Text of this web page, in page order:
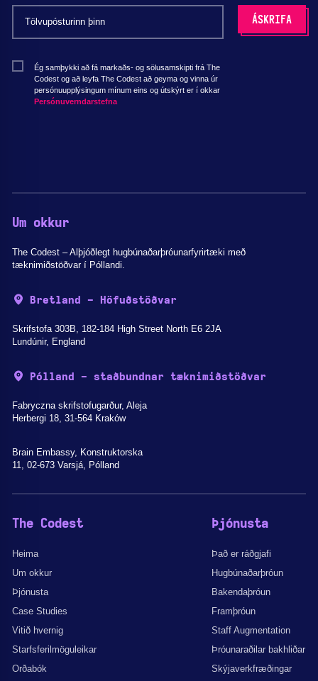
Ég samþykki að fá markaðs- og sölusamskipti frá The
Codest og að leyfa The Codest að geyma og vinna úr
persónuupplýsingum mínum eins og útskýrt er í okkar
Persónuverndarstefna
Um okkur
The Codest – Alþjóðlegt hugbúnaðarþróunarfyrirtæki með
tæknimiðstöðvar í Póllandi.
Bretland - Höfuðstöðvar
Skrifstofa 303B, 182-184 High Street North E6 2JA
Lundúnir, England
Pólland - staðbundnar tæknimiðstöðvar
Fabryczna skrifstofugarður, Aleja
Herbergi 18, 31-564 Kraków
Brain Embassy, Konstruktorska
11, 02-673 Varsjá, Pólland
The Codest
Heima
Um okkur
Þjónusta
Case Studies
Vitið hvernig
Starfsferilmöguleikar
Orðabók
Þjónusta
Það er ráðgjafi
Hugbúnaðarþróun
Bakendaþróun
Framþróun
Staff Augmentation
Þróunaraðilar bakhliðar
Skýjaverkfræðingar